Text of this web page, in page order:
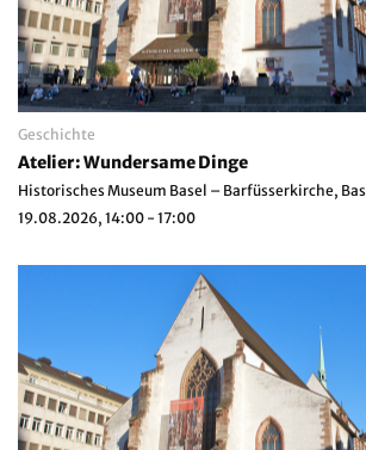
Geschichte
Atelier: Wundersame Dinge
Historisches Museum Basel – Barfüsserkirche,
19.08.2026, 14:00 - 17:00